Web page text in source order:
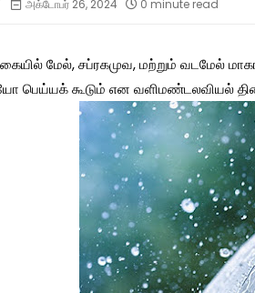
அக்டோபர் 26, 2024
0 minute read
மேல், சப்ரகமுவ, மற்றும் வடமேல்
பெய்யக் கூடும் என வளிமண்டலவியல்